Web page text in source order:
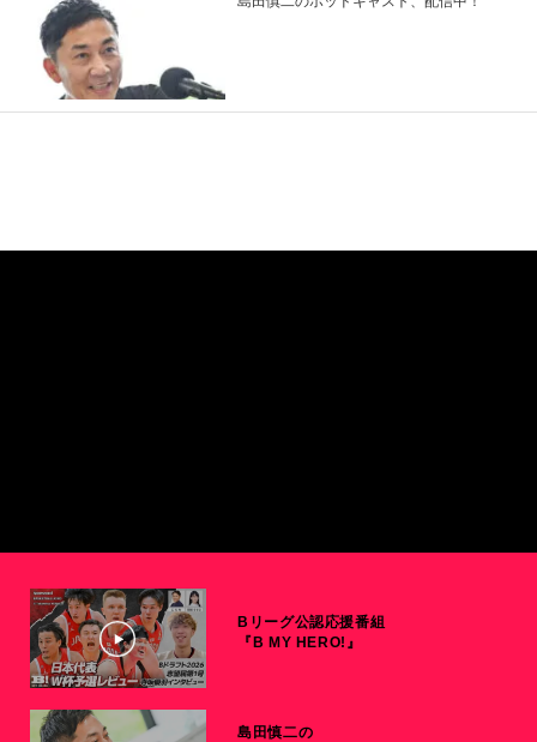
Bリーグ公認応援番組
『B MY HERO!』
島田慎二の